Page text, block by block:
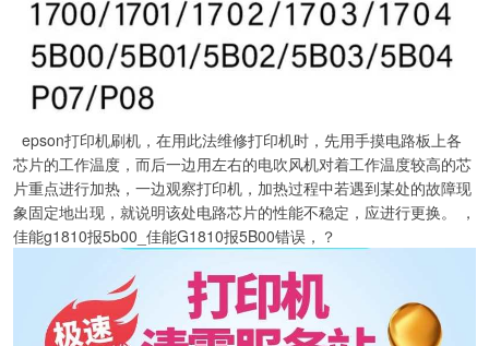
epson打印机刷机，在用此法维修打印机时，先用手摸电路板上各
芯片的工作温度，而后一边用左右的电吹风机对着工作温度较高的芯
片重点进行加热，一边观察打印机，加热过程中若遇到某处的故障现
象固定地出现，就说明该处电路芯片的性能不稳定，应进行更换。 ，
佳能g1810报5b00_佳能G1810报5B00错误，？